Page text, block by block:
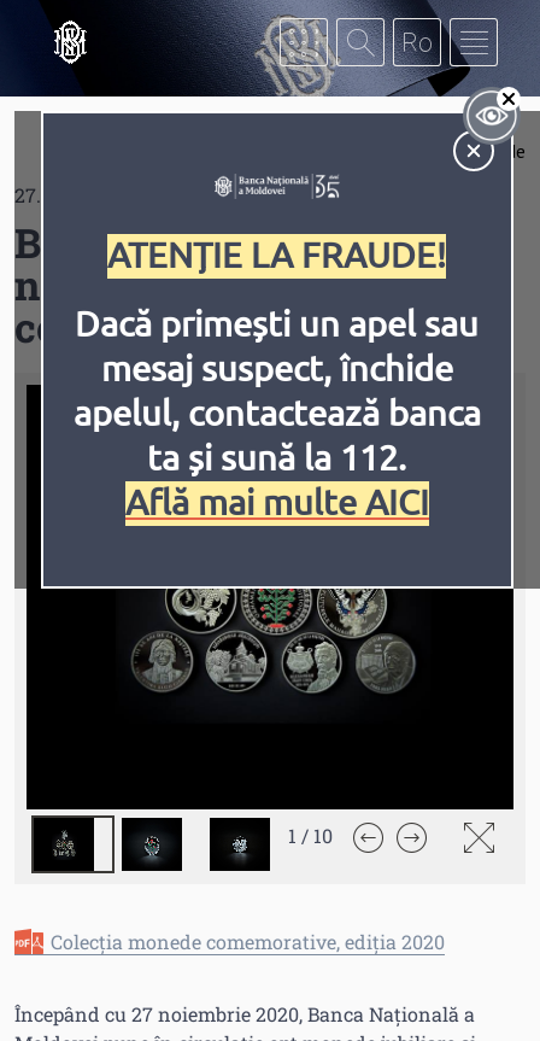
Mergi la conţinutul principal
Inversiune Animațiile
ATENȚIE LA FRAUDE!
Dacă primești un apel sau
mesaj suspect, închide
apelul, contactează banca
ta și sună la 112.
Află mai multe AICI
Extinde
27.11.2020
BNM pune în circulație
noi monede jubiliare și
comemorative
1 / 10
Colecția monede comemorative, ediția 2020
Începând cu 27 noiembrie 2020, Banca Națională a